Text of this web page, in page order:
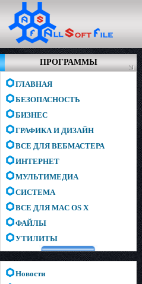
ПРОГРАММЫ
ГЛАВНАЯ
БЕЗОПАСНОСТЬ
БИЗНЕС
ГРАФИКА И ДИЗАЙН
ВСЕ ДЛЯ ВЕБМАСТЕРА
ИНТЕРНЕТ
МУЛЬТИМЕДИА
СИСТЕМА
ВСЕ ДЛЯ MAC OS X
ФАЙЛЫ
УТИЛИТЫ
Новости